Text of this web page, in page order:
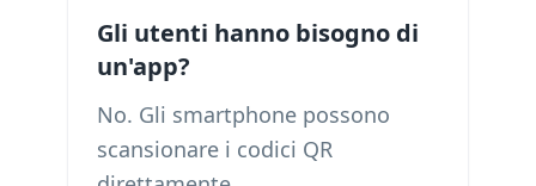
Gli utenti hanno bisogno di
un'app?
No. Gli smartphone possono
scansionare i codici QR